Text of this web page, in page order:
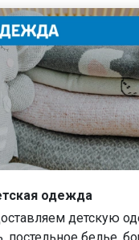
одежда
детскую